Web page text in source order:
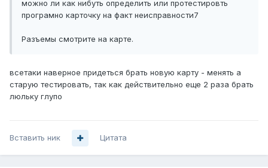
можно ли как нибуть определить или протестировть
програмно карточку на факт неисправности7
Разъемы смотрите на карте.
всетаки наверное придеться брать новую карту - менять а
старую тестировать, так как действительно еще 2 раза брать
люльку глупо
Вставить ник Цитата